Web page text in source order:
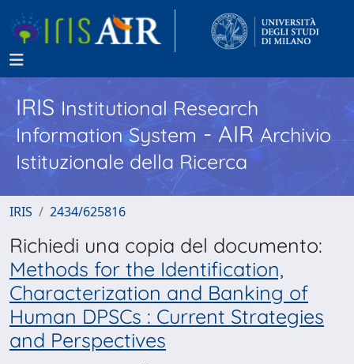
IRISInstitutional Research
Information System - AIR Archivio
Istituzionale della Ricerca
IRIS 2434/625816
Richiedi una copia del documento:
Methods for the Identification,
Characterization and Banking of
Human DPSCs : Current Strategies
and Perspectives